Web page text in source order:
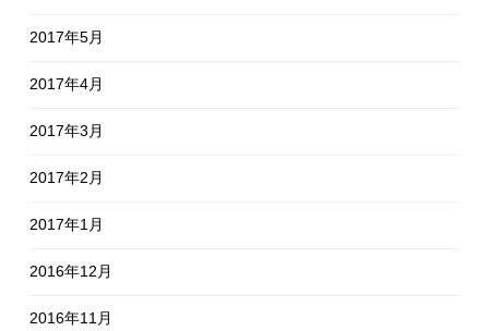
2017年5月
2017年4月
2017年3月
2017年2月
2017年1月
2016年12月
2016年11月